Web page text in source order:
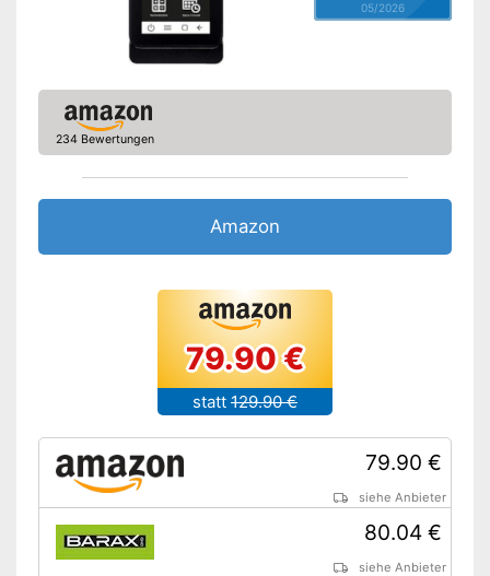
05/2026
234 Bewertungen
Amazon
79.90 €
statt 129.90 €
79.90 €
siehe Anbieter
80.04 €
siehe Anbieter